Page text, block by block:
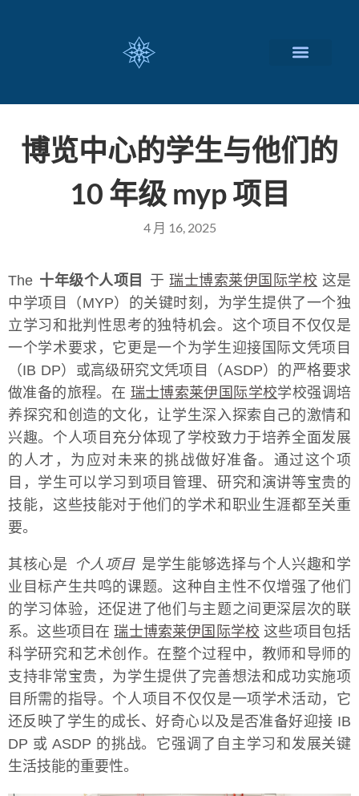
博览中心的学生与他们的
10 年级 myp 项目
4 月 16, 2025
The 十年级个人项目 于 瑞士博索莱伊国际学校 这是
中学项目（MYP）的关键时刻，为学生提供了一个独
立学习和批判性思考的独特机会。这个项目不仅仅是
一个学术要求，它更是一个为学生迎接国际文凭项目
（IB DP）或高级研究文凭项目（ASDP）的严格要求
做准备的旅程。在 瑞士博索莱伊国际学校学校强调培
养探究和创造的文化，让学生深入探索自己的激情和
兴趣。个人项目充分体现了学校致力于培养全面发展
的人才，为应对未来的挑战做好准备。通过这个项
目，学生可以学习到项目管理、研究和演讲等宝贵的
技能，这些技能对于他们的学术和职业生涯都至关重
要。
其核心是 个人项目 是学生能够选择与个人兴趣和学
业目标产生共鸣的课题。这种自主性不仅增强了他们
的学习体验，还促进了他们与主题之间更深层次的联
系。这些项目在 瑞士博索莱伊国际学校 这些项目包括
科学研究和艺术创作。在整个过程中，教师和导师的
支持非常宝贵，为学生提供了完善想法和成功实施项
目所需的指导。个人项目不仅仅是一项学术活动，它
还反映了学生的成长、好奇心以及是否准备好迎接 IB
DP 或 ASDP 的挑战。它强调了自主学习和发展关键
生活技能的重要性。